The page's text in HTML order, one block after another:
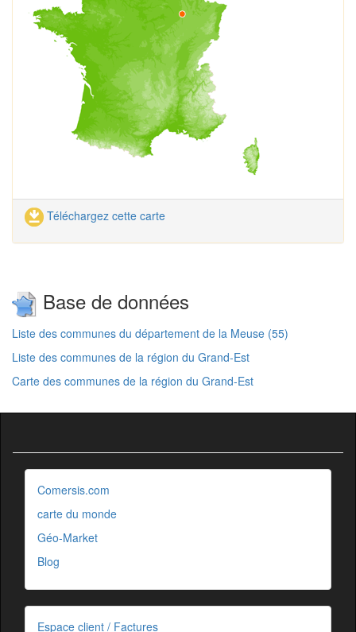
Téléchargez cette carte
Base de données
Liste des communes du département de la Meuse (55)
Liste des communes de la région du Grand-Est
Carte des communes de la région du Grand-Est
Comersis.com
carte du monde
Géo-Market
Blog
Espace client / Factures